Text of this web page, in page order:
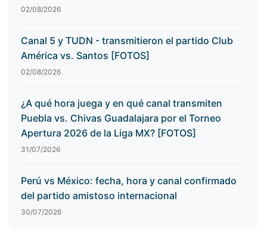
02/08/2026
Canal 5 y TUDN - transmitieron el partido Club
América vs. Santos [FOTOS]
02/08/2026
¿A qué hora juega y en qué canal transmiten
Puebla vs. Chivas Guadalajara por el Torneo
Apertura 2026 de la Liga MX? [FOTOS]
31/07/2026
Perú vs México: fecha, hora y canal confirmado
del partido amistoso internacional
30/07/2026